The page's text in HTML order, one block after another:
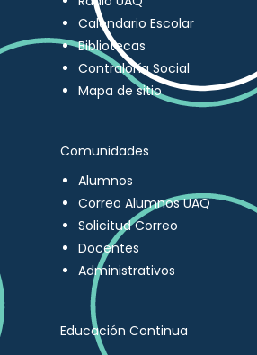
Calendario Escolar
Bibliotecas
Contraloría Social
Mapa de sitio
Comunidades
Alumnos
Correo Alumnos UAQ
Solicitud Correo
Docentes
Administrativos
Educación Continua